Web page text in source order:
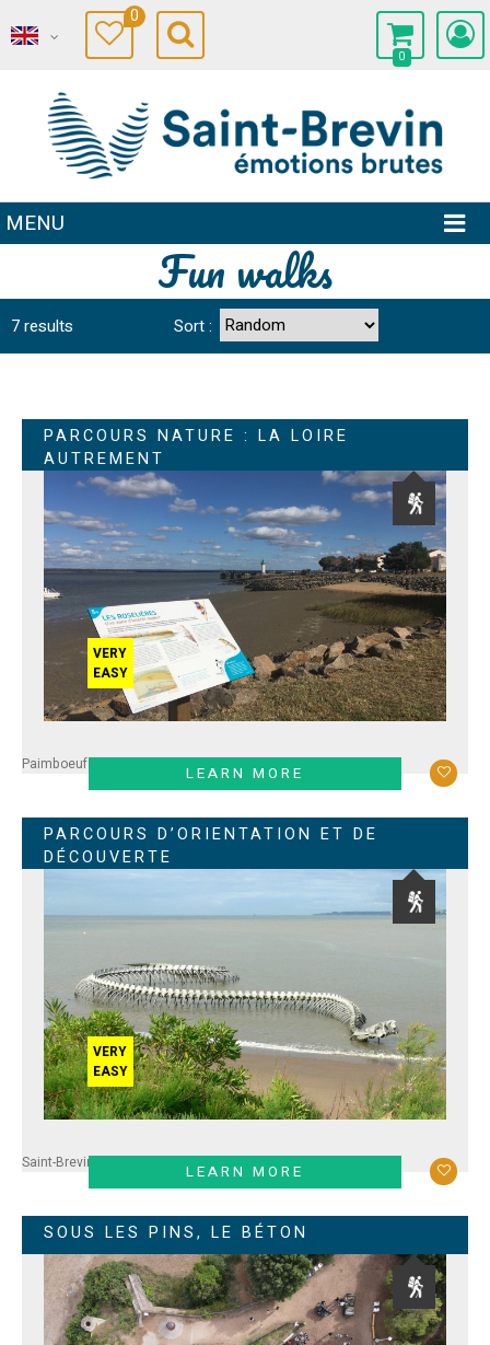
0
0
MENU
Fun walks
7results Sort :
PARCOURS NATURE : LA LOIRE
AUTREMENT
LEARN MORE
Paimboeuf
VERY
EASY
PARCOURS D’ORIENTATION ET DE
DÉCOUVERTE
LEARN MORE
Saint-Brevin
VERY
EASY
SOUS LES PINS, LE BÉTON